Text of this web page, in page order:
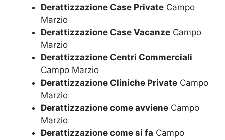
Derattizzazione Case Private Campo
Marzio
Derattizzazione Case Vacanze Campo
Marzio
Derattizzazione Centri Commerciali
Campo Marzio
Derattizzazione Cliniche Private Campo
Marzio
Derattizzazione come avviene Campo
Marzio
Derattizzazione come si fa Campo